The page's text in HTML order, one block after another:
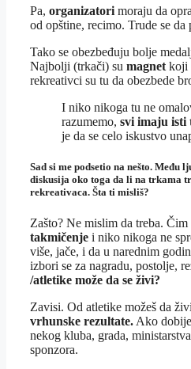
Pa, organizatori moraju da
od opštine, recimo. Trude se
Tako se obezbeđuju bolje
Najbolji (trkači) su magnet koji
rekreativci su tu da obezbede
I niko nikoga tu ne
razumemo, svi imaju isti
je da se celo iskustvo
Sad si me podsetio na nešto. Među
diskusija oko toga da li na trkama
rekreativaca. Šta ti misliš?
Zašto? Ne mislim da treba. Čim
takmičenje i niko nikoga ne
više, jače, i da u narednim
izbori se za nagradu, postolje,
/atletike može da se živi?
Zavisi. Od atletike možeš da
vrhunske rezultate. Ako
nekog kluba, grada,
sponzora.